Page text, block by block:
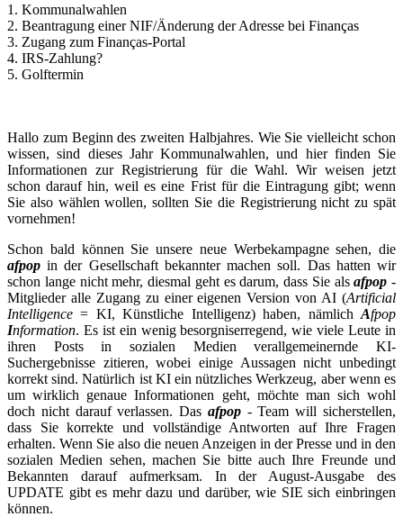
1. Kommunalwahlen
2. Beantragung einer NIF/Änderung der Adresse bei Finanças
3. Zugang zum Finanças-Portal
4. IRS-Zahlung?
5. Golftermin
Hallo zum Beginn des zweiten Halbjahres. Wie Sie vielleicht schon
wissen, sind dieses Jahr Kommunalwahlen, und hier finden Sie
Informationen zur Registrierung für die Wahl. Wir weisen jetzt
schon darauf hin, weil es eine Frist für die Eintragung gibt; wenn
Sie also wählen wollen, sollten Sie die Registrierung nicht zu spät
vornehmen!
Schon bald können Sie unsere neue Werbekampagne sehen, die
afpop in der Gesellschaft bekannter machen soll. Das hatten wir
schon lange nicht mehr, diesmal geht es darum, dass Sie alsafpop -
Mitglieder alle Zugang zu einer eigenen Version von AI (Artificial
Intelligence = KI, Künstliche Intelligenz) haben, nämlich Afpop
Information. Es ist ein wenig besorgniserregend, wie viele Leute in
ihren Posts in sozialen Medien verallgemeinernde KI-
Suchergebnisse zitieren, wobei einige Aussagen nicht unbedingt
korrekt sind. Natürlich ist KI ein nützliches Werkzeug, aber wenn es
um wirklich genaue Informationen geht, möchte man sich wohl
doch nicht darauf verlassen. Das afpop - Team will sicherstellen,
dass Sie korrekte und vollständige Antworten auf Ihre Fragen
erhalten. Wenn Sie also die neuen Anzeigen in der Presse und in den
sozialen Medien sehen, machen Sie bitte auch Ihre Freunde und
Bekannten darauf aufmerksam. In der August-Ausgabe des
UPDATE gibt es mehr dazu und darüber, wie SIE sich einbringen
können.